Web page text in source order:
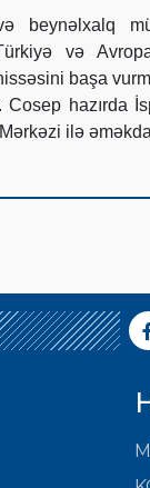
beynəlxalq
və
başa
hazırda
ilə